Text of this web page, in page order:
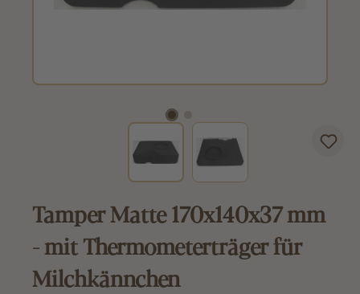
Tamper Matte 170x140x37 mm
- mit Thermometerträger für
Milchkännchen